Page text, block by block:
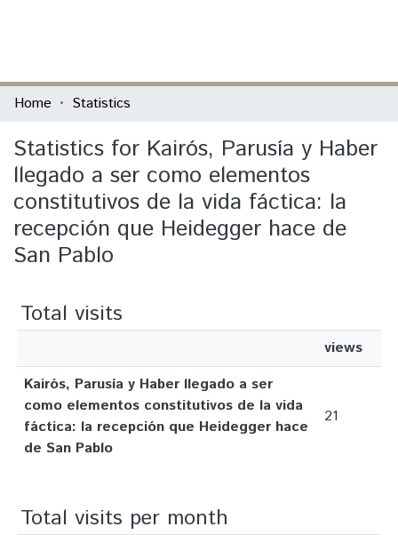
Communities & Collections
All of DSpace
Home Statistics
Statistics for Kairós, Parusía y Haber
llegado a ser como elementos
constitutivos de la vida fáctica: la
recepción que Heidegger hace de
San Pablo
Total visits
views
Kairós, Parusía y Haber llegado a ser
como elementos constitutivos de la vida
fáctica: la recepción que Heidegger hace
de San Pablo
21
Total visits per month